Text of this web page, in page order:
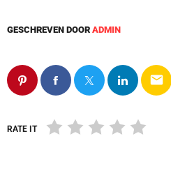
GESCHREVEN DOOR ADMIN
email
RATE IT